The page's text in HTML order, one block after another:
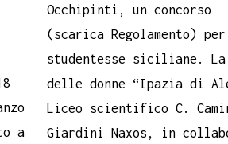
a
Occhipinti, un concorso
(scarica Regolamento)
studentesse siciliane.
delle donne “Ipazia di
Liceo scientifico C.
Giardini Naxos, in